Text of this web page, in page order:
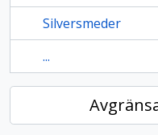
Silversmeder
...